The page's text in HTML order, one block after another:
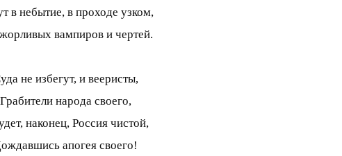
в небытие, в проходе узком,
вампиров и чертей.
не избегут, и вееристы,
Грабители народа своего,
наконец, Россия чистой,
апогея своего!